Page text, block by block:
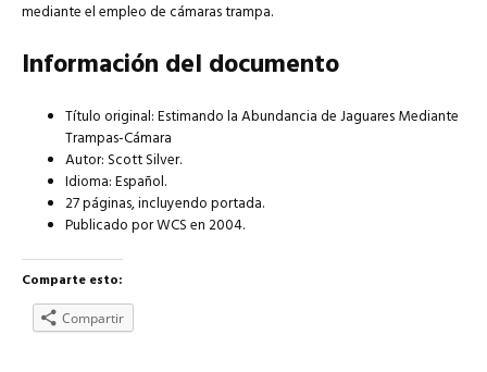
mediante el empleo de cámaras trampa.
Información del documento
Título original: Estimando la Abundancia de Jaguares Mediante
Trampas-Cámara
Autor: Scott Silver.
Idioma: Español.
27 páginas, incluyendo portada.
Publicado por WCS en 2004.
Comparte esto:
Compartir